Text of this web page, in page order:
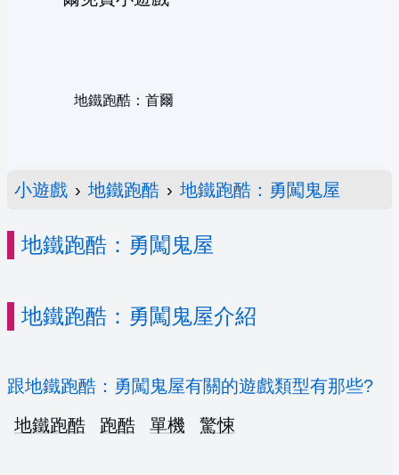
地鐵跑酷：首爾
小遊戲 › 地鐵跑酷 › 地鐵跑酷：勇闖鬼屋
地鐵跑酷：勇闖鬼屋
地鐵跑酷：勇闖鬼屋介紹
跟地鐵跑酷：勇闖鬼屋有關的遊戲類型有那些?
地鐵跑酷
跑酷 單機 驚悚